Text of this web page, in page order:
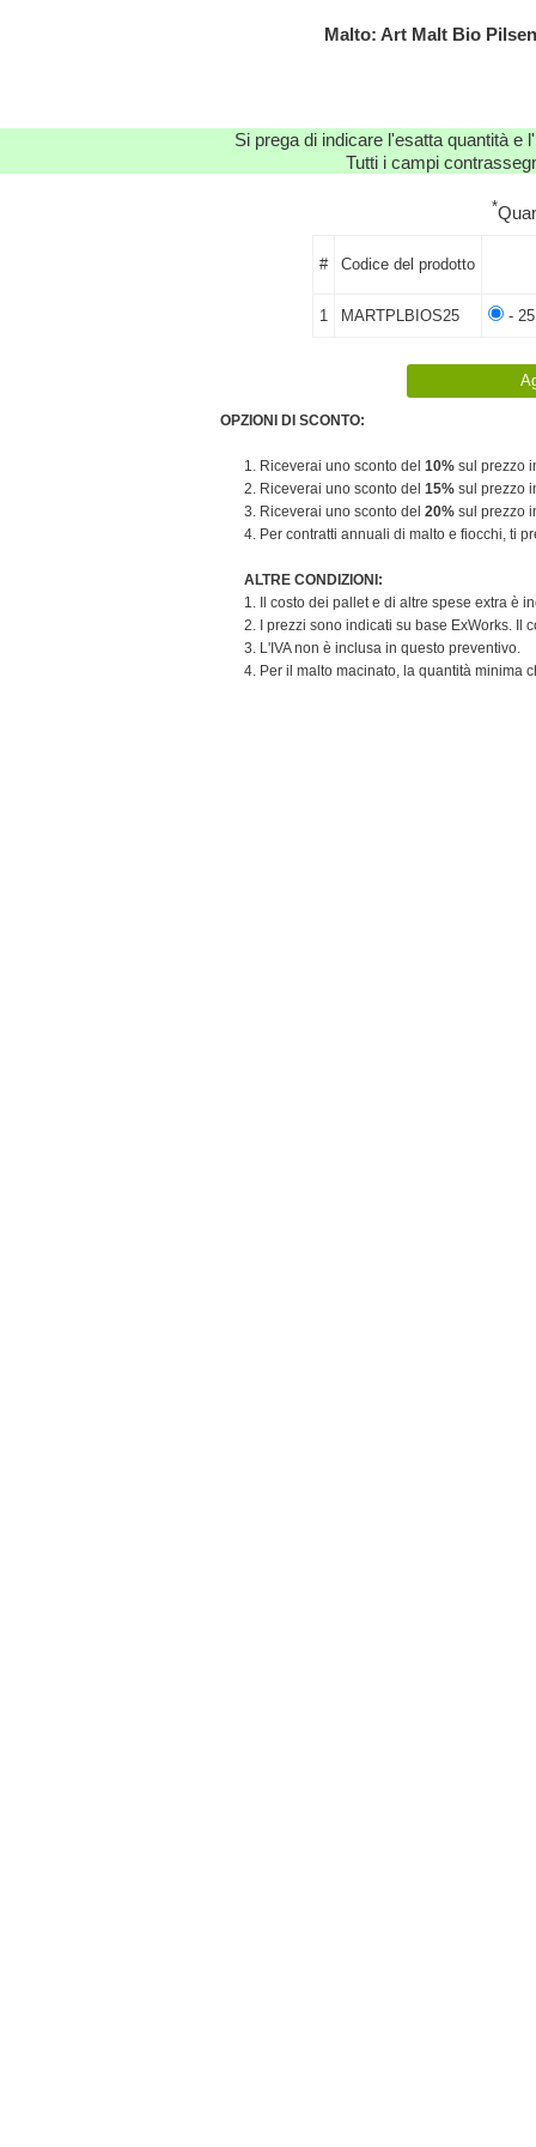
Malto: Art Malt Bio
Si prega di indicare l'esatta quantità e
Tutti i campi
*
# Codice del prodotto
1 MARTPLBIOS25 - 25
OPZIONI DI SCONTO:
1. Riceverai uno sconto del 10%sul prezzo
2. Riceverai uno sconto del 15%sul prezzo
3. Riceverai uno sconto del 20%sul prezzo
4. Per contratti annuali di malto e fiocchi, ti
ALTRE CONDIZIONI:
1. Il costo dei pallet e di altre spese extra è
2. I prezzi sono indicati su base ExWorks. Il
3. L'IVA non è inclusa in questo preventivo.
4. Per il malto macinato, la quantità minima